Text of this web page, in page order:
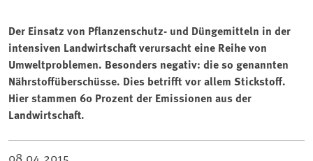
Der Einsatz von Pflanzenschutz- und Düngemitteln in der
intensiven Landwirtschaft verursacht eine Reihe von
Umweltproblemen. Besonders negativ: die so genannten
Nährstoffüberschüsse. Dies betrifft vor allem Stickstoff.
Hier stammen 60 Prozent der Emissionen aus der
Landwirtschaft.
08.04.2015